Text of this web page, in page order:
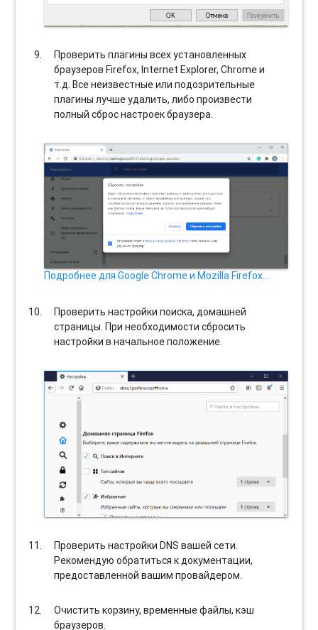
Проверить плагины всех установленных
браузеров Firefox, Internet Explorer, Chrome и
т.д. Все неизвестные или подозрительные
плагины лучше удалить, либо произвести
полный сброс настроек браузера.
Подробнее для Google Chrome и Mozilla Firefox…
Проверить настройки поиска, домашней
страницы. При необходимости сбросить
настройки в начальное положение.
Проверить настройки DNS вашей сети.
Рекомендую обратиться к документации,
предоставленной вашим провайдером.
Очистить корзину, временные файлы, кэш
браузеров.